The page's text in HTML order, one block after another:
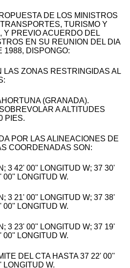
DE LOS MINISTROS
TURISMO Y
Y PREVIO ACUERDO DEL
EN SU REUNION DEL DIA
1988, DISPONGO:
LAS ZONAS RESTRINGIDAS AL
(GRANADA).
A ALTITUDES
PIES.
POR LAS ALINEACIONES DE
COORDENADAS SON:
3 42' 00'' LONGITUD W; 37 30'
00'' LONGITUD W.
3 21' 00'' LONGITUD W; 37 38'
00'' LONGITUD W.
3 23' 00'' LONGITUD W; 37 19'
00'' LONGITUD W.
DEL CTA HASTA 37 22' 00''
LONGITUD W.